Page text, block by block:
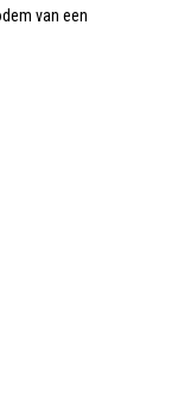
van een